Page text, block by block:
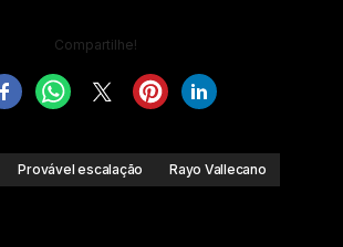
Compartilhe!
Provável escalação
Rayo Vallecano